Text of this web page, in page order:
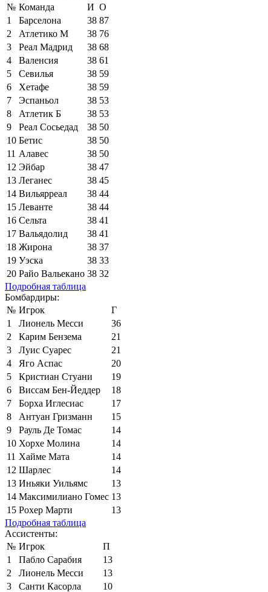
№ Команда И О
1
Барселона 38 87
2
Атлетико М 38 76
3
Реал Мадрид 38 68
4
Валенсия 38 61
5
Севилья 38 59
6
Хетафе 38 59
7
Эспаньол 38 53
8
Атлетик Б 38 53
9
Реал Сосьедад 38 50
10 Бетис 38 50
11 Алавес 38 50
12 Эйбар 38 47
13 Леганес 38 45
14 Вильярреал 38 44
15 Леванте 38 44
16 Сельта 38 41
17 Вальядолид 38 41
18 Жирона 38 37
19 Уэска 38 33
20 Райо Вальекано 38 32
Подробная таблица
Бомбардиры:
№ Игрок
Г
1
Лионель Месси
36
2
Карим Бензема
21
3
Луис Суарес
21
4
Яго Аспас
20
5
Кристиан Стуани
19
6
Виссам Бен-Йеддер
18
7
Борха Иглесиас
17
8
Антуан Гризманн
15
9
Рауль Де Томас
14
10 Хорхе Молина
14
11 Хайме Мата
14
12 Шарлес
14
13 Иньяки Уильямс
13
14 Максимилиано Гомес 13
15 Рохер Марти
13
Подробная таблица
Ассистенты:
№ Игрок
П
1
Пабло Сарабия
13
2
Лионель Месси
13
3
Санти Касорла
10